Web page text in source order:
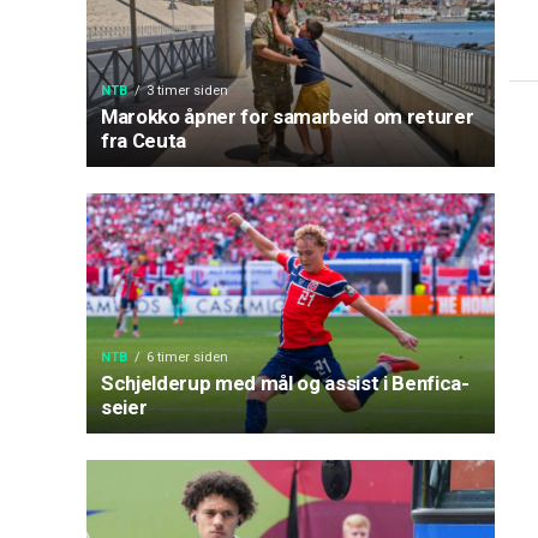
NTB 3 timer siden
Marokko åpner for samarbeid om returer
fra Ceuta
NTB 6 timer siden
Schjelderup med mål og assist i Benfica-
seier